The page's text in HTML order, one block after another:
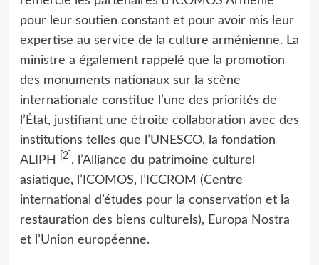
pour leur soutien constant et pour avoir mis leur
expertise au service de la culture arménienne. La
ministre a également rappelé que la promotion
des monuments nationaux sur la scène
internationale constitue l’une des priorités de
l’État, justifiant une étroite collaboration avec des
institutions telles que l’UNESCO, la fondation
ALIPH
[2] , l’Alliance du patrimoine culturel
asiatique, l’ICOMOS, l’ICCROM (Centre
international d’études pour la conservation et la
restauration des biens culturels), Europa Nostra
et l’Union européenne.